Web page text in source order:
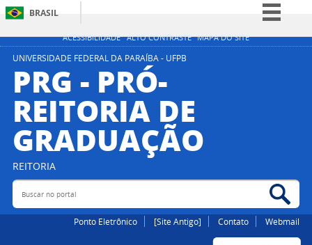
ACESSIBILIDADE ALTO CONTRASTE MAPA DO SITE
BRASIL
Simplifique!
Acesso à informação
UNIVERSIDADE FEDERAL DA PARAÍBA - UFPB
PRG - PRÓ-
REITORIA DE
GRADUAÇÃO
REITORIA
Buscar no portal
Ponto Eletrônico [Site Antigo] Contato Webmail